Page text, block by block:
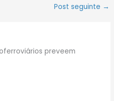
Post seguinte →
preveem